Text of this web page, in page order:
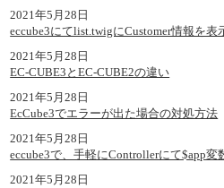
2021年5月28日
eccube3にてlist.twigにCustomer情報を表
2021年5月28日
EC-CUBE3とEC-CUBE2の違い
2021年5月28日
EcCube3でエラーが出た場合の対処方法
2021年5月28日
eccube3で、手軽にControllerにて$app
2021年5月28日